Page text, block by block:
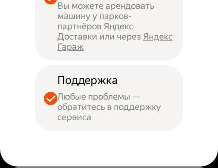
Вы можете арендовать
машину у парков-
партнёров Яндекс
Доставки или через Яндекс
Гараж
Поддержка
Любые проблемы —
обратитесь в поддержку
сервиса